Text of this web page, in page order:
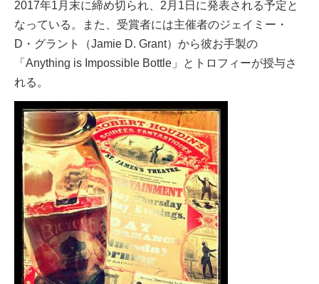
2017年1月末に締め切られ、2月1日に発表される予定と
なっている。また、受賞者には主催者のジェイミー・
D・グラント（Jamie D. Grant）から彼お手製の
「Anything is Impossible Bottle」とトロフィーが授与さ
れる。